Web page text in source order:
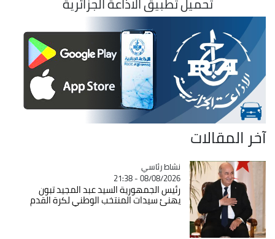
آخر المقالات
Catégorie
نشاط رئاسي
08/08/2026 - 21:38
رئيس الجمهورية السيد عبد المجيد تبون
يهنئ سيدات المنتخب الوطني لكرة القدم